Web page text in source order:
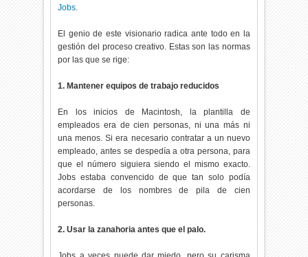
Jobs.
El genio de este visionario radica ante todo en la
gestión del proceso creativo. Estas son las normas
por las que se rige:
1. Mantener equipos de trabajo reducidos
En los inicios de Macintosh, la plantilla de
empleados era de cien personas, ni una más ni
una menos. Si era necesario contratar a un nuevo
empleado, antes se despedía a otra persona, para
que el número siguiera siendo el mismo exacto.
Jobs estaba convencido de que tan solo podía
acordarse de los nombres de pila de cien
personas.
2. Usar la zanahoria antes que el palo.